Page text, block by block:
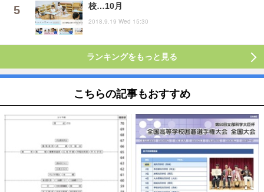
校…10月
2018.9.19 Wed 15:30
ランキングをもっと見る
こちらの記事もおすすめ